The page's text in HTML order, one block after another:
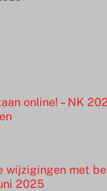
online! – NK
wijzigingen met
2025